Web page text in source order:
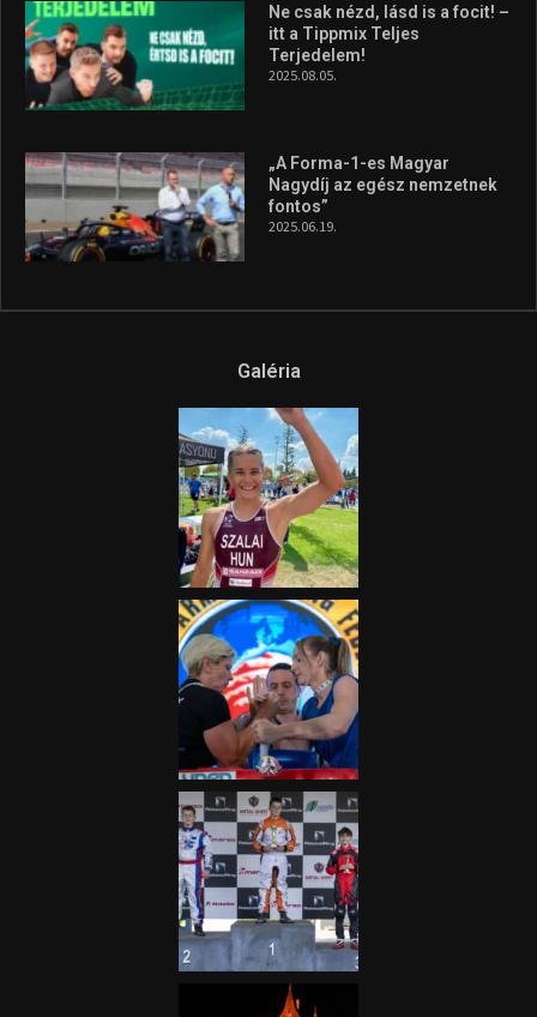
Ne csak nézd, lásd is a focit! –
itt a Tippmix Teljes
Terjedelem!
2025.08.05.
„A Forma-1-es Magyar
Nagydíj az egész nemzetnek
fontos”
2025.06.19.
Galéria